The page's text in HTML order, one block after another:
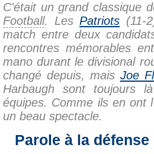
C'était un grand classique
Football. LesPatriots (11-
match entre deux
rencontres mémorables
mano durant le divisional
changé depuis, mais Joe
Harbaugh sont toujours
équipes. Comme ils en ont
un beau spectacle.
Parole à la défense